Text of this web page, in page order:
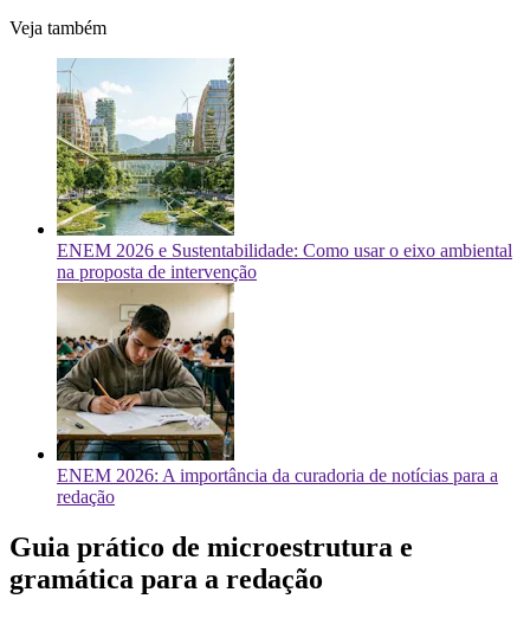
Veja também
ENEM 2026 e Sustentabilidade: Como usar o eixo ambiental
na proposta de intervenção
ENEM 2026: A importância da curadoria de notícias para a
redação
Guia prático de microestrutura e
gramática para a redação